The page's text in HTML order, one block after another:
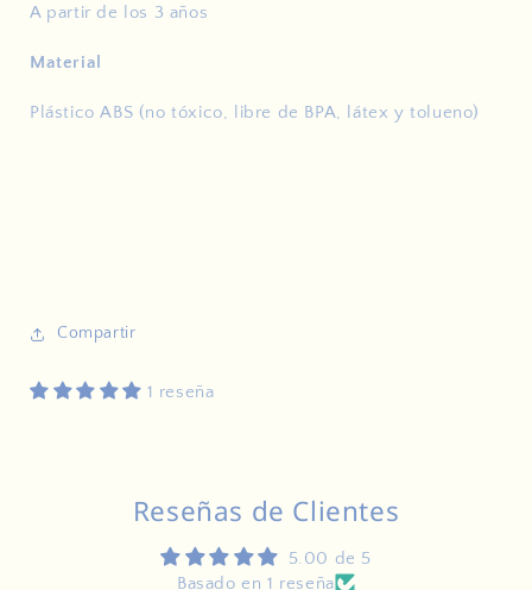
A partir de los 3 años
Material
Plástico ABS (no tóxico, libre de BPA, látex y tolueno)
Compartir
1 reseña
Reseñas de Clientes
5.00 de 5
Basado en 1 reseña